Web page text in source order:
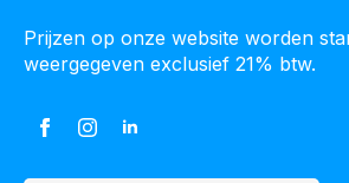
Prijzen op onze website worden
weergegeven exclusief 21% btw.